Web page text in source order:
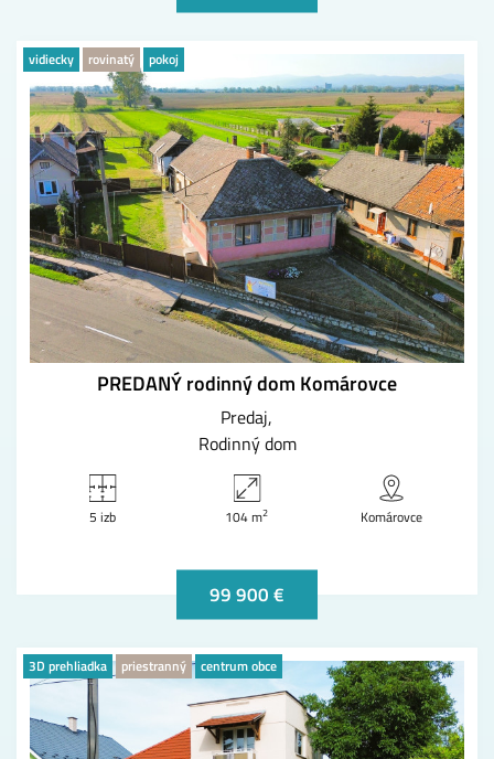
vidiecky rovinatý pokoj
PREDANÝ rodinný dom Komárovce
Predaj
Rodinný dom
5 izb 104 m2 Komárovce
99 900 €
3D prehliadka priestranný centrum obce